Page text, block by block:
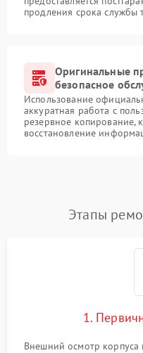
продления срока службы
Оригинальные
безопасное
Использование
аккуратная работа с
резервное копирование,
восстановление
Этапы
1.
Внешний осмотр корпуса